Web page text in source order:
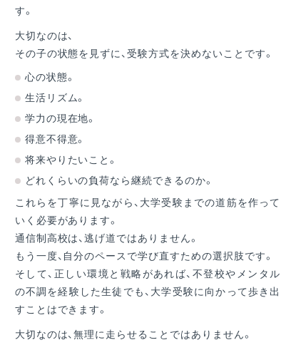
す。
大切なのは、
その子の状態を見ずに、受験方式を決めないことです。
心の状態。
生活リズム。
学力の現在地。
得意不得意。
将来やりたいこと。
どれくらいの負荷なら継続できるのか。
これらを丁寧に見ながら、大学受験までの道筋を作って
いく必要があります。
通信制高校は、逃げ道ではありません。
もう一度、自分のペースで学び直すための選択肢です。
そして、正しい環境と戦略があれば、不登校やメンタル
の不調を経験した生徒でも、大学受験に向かって歩き出
すことはできます。
大切なのは、無理に走らせることではありません。